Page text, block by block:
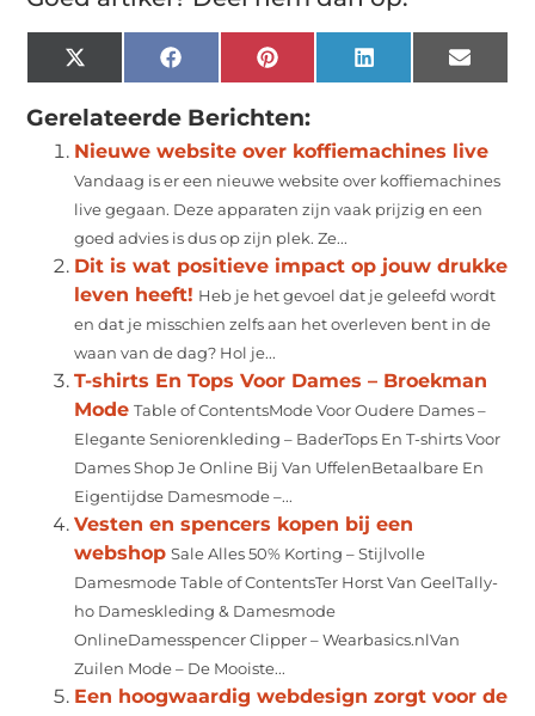
X
(Twitter)
Facebook Pinterest LinkedIn Email
Gerelateerde Berichten:
Nieuwe website over koffiemachines live
Vandaag is er een nieuwe website over koffiemachines
live gegaan. Deze apparaten zijn vaak prijzig en een
goed advies is dus op zijn plek. Ze...
Dit is wat positieve impact op jouw drukke
leven heeft! Heb je het gevoel dat je geleefd wordt
en dat je misschien zelfs aan het overleven bent in de
waan van de dag? Hol je...
T-shirts En Tops Voor Dames – Broekman
Mode Table of ContentsMode Voor Oudere Dames –
Elegante Seniorenkleding – BaderTops En T-shirts Voor
Dames Shop Je Online Bij Van UffelenBetaalbare En
Eigentijdse Damesmode –...
Vesten en spencers kopen bij een
webshop Sale Alles 50% Korting – Stijlvolle
Damesmode Table of ContentsTer Horst Van GeelTally-
ho Dameskleding & Damesmode
OnlineDamesspencer Clipper – Wearbasics.nlVan
Zuilen Mode – De Mooiste...
Een hoogwaardig webdesign zorgt voor de